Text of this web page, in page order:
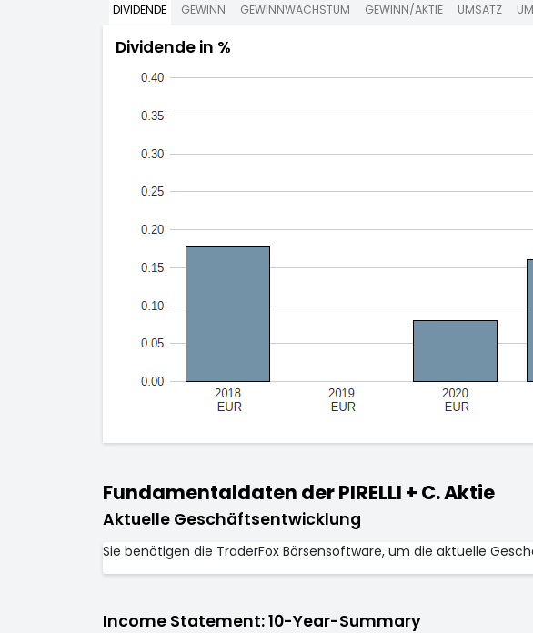
DIVIDENDE GEWINN GEWINNWACHSTUM GEWINN/AKTIE UMSATZ
Dividende in %
Fundamentaldaten der PIRELLI + C. Aktie
Aktuelle Geschäftsentwicklung
Sie benötigen die TraderFox Börsensoftware, um die aktuelle
Income Statement: 10-Year-Summary